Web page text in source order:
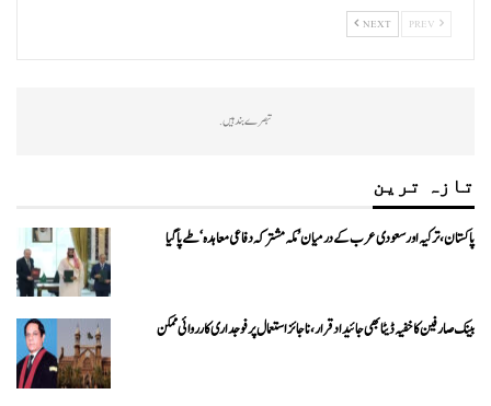
NEXT
تبصرے بند ہیں.
تازہ ترین
پاکستان، ترکیہ اور سعودی عرب کے درمیان ’مکہ مشترکہ دفاعی معاہدہ‘ طے پا گیا
بینک صارفین کا خفیہ ڈیٹا بھی جائیداد قرار، ناجائز استعمال پر فوجداری کارروائی ممکن